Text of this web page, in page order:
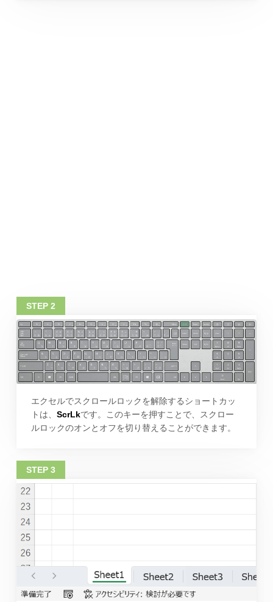
エクセルでスクロールロックを解除するショートカッ
トは、 ScrLkです。このキーを押すことで、スクロー
ルロックのオンとオフを切り替えることができます。